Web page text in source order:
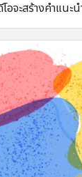
โอจะสร้างคำแน